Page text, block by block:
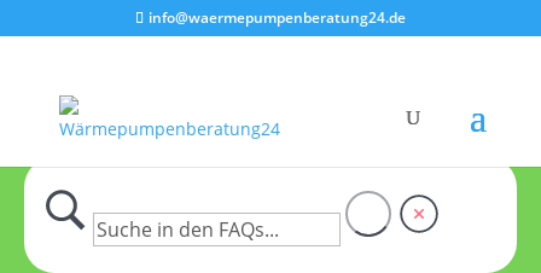
info@waermepumpenberatung24.de